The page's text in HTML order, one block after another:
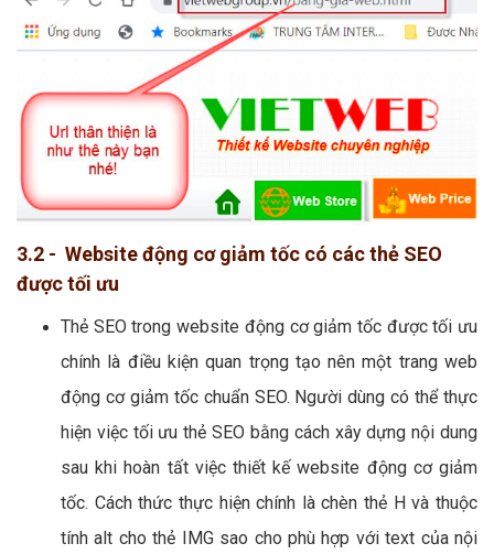
3.2 - Website động cơ giảm tốc có các thẻ SEO
được tối ưu
Thẻ SEO trong website động cơ giảm tốc được tối ưu
chính là điều kiện quan trọng tạo nên một trang web
động cơ giảm tốc chuẩn SEO. Người dùng có thể thực
hiện việc tối ưu thẻ SEO bằng cách xây dựng nội dung
sau khi hoàn tất việc thiết kế website động cơ giảm
tốc. Cách thức thực hiện chính là chèn thẻ H và thuộc
tính alt cho thẻ IMG sao cho phù hợp với text của nội